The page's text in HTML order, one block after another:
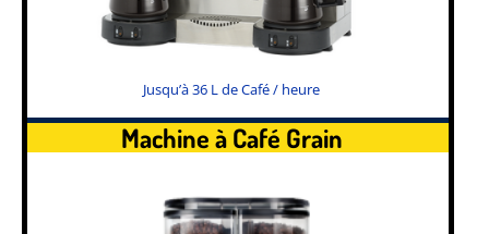
Jusqu’à 36 L de Café / heure
Machine à Café Grain